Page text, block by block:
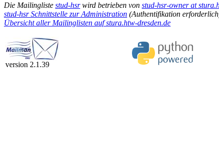
Die Mailingliste stud-hsrwird betrieben von stud-hsr-owner at
stud-hsr Schnittstelle zur Administration (Authentifikation
Übersicht aller Mailinglisten auf stura.htw-dresden.de
version 2.1.39